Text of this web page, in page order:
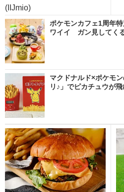
(IIJmio)
ポケモンカフェ1周年
ワイイ ガン見してく
マクドナルド×ポケモ
リ♪」でピカチュウが